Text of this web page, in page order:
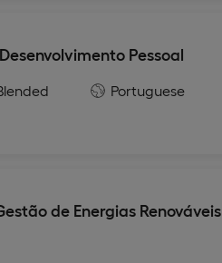
Pessoal
Portuguese
de Energias Renováveis